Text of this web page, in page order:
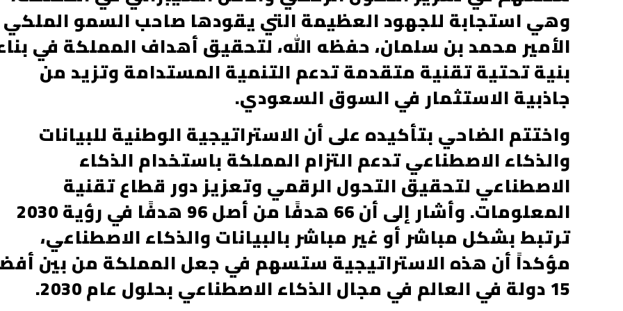
وهي استجابة للجهود العظيمة التي يقودها صاحب السمو الملكي
الأمير محمد بن سلمان، حفظه الله، لتحقيق أهداف المملكة في
بنية تحتية تقنية متقدمة تدعم التنمية المستدامة وتزيد من
جاذبية الاستثمار في السوق السعودي.
واختتم الضاحي بتأكيده على أن الاستراتيجية الوطنية للبيانات
والذكاء الاصطناعي تدعم التزام المملكة باستخدام الذكاء
الاصطناعي لتحقيق التحول الرقمي وتعزيز دور قطاع تقنية
المعلومات. وأشار إلى أن 66 هدفًا من أصل 96 هدفًا في رؤية 2030
ترتبط بشكل مباشر أو غير مباشر بالبيانات والذكاء الاصطناعي،
مؤكداً أن هذه الاستراتيجية ستسهم في جعل المملكة من بين
15 دولة في العالم في مجال الذكاء الاصطناعي بحلول عام 2030.